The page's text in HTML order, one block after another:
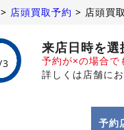
> 店頭買取予約 > 店頭買
来店日時を
予約が×の場合で
詳しくは店舗に
予約